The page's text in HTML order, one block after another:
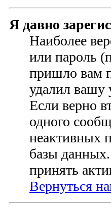
Я давно
Наиболее
или пароль
пришло вам
удалил вашу
Если верно
одного
неактивных
базы данных.
принять
Вернуться